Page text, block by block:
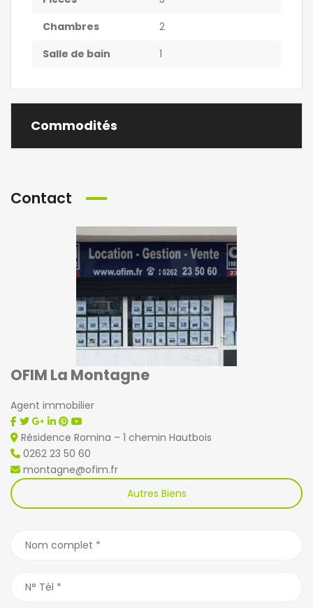
Chambres
2
Salle de bain
1
Commodités
Contact
OFIM La Montagne
Agent immobilier
Résidence Romina – 1 chemin Hautbois
0262 23 50 60
montagne@ofim.fr
Autres Biens